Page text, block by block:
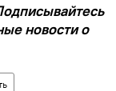
новости о